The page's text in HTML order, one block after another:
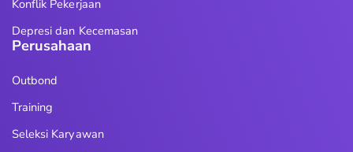
Konflik Pekerjaan
Depresi dan Kecemasan
Perusahaan
Outbond
Training
Seleksi Karyawan